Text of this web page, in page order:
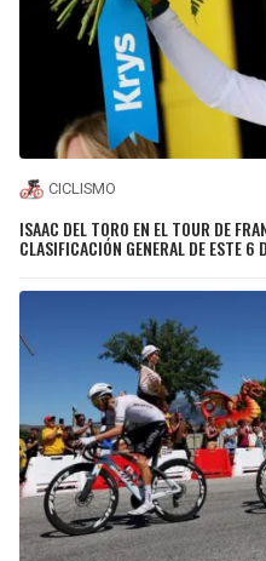
CICLISMO
ISAAC DEL TORO EN EL TOUR DE
CLASIFICACIÓN GENERAL DE ESTE 6